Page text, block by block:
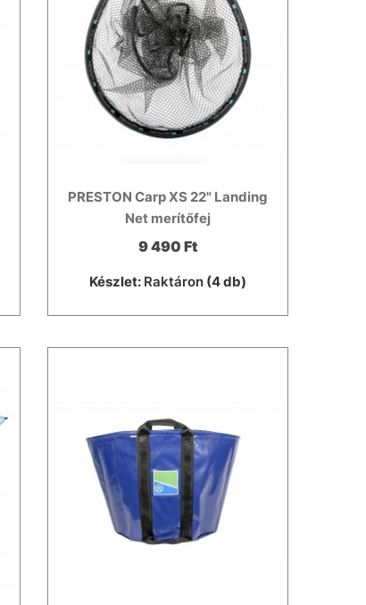
PRESTON Carp XS 22" Landing
Net merítőfej
9 490 Ft
Készlet: Raktáron(4 db)